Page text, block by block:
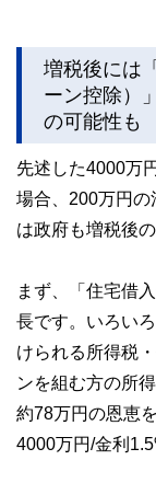
増税後には
ーン控除）
の可能性も
先述した4000万
場合、200万円の
は政府も増税後
まず、「住宅借
長です。いろい
けられる所得税
ンを組む方の所
約78万円の恩恵
4000万円/金利